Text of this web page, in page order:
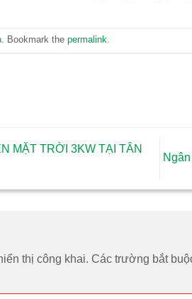
. Bookmark the permalink.
MẶT TRỜI 3KW TẠI TÂN
thị công khai. Các trường bắt